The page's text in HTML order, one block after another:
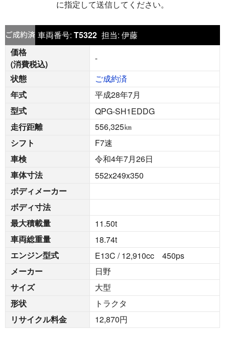
に指定して送信してください。
車両番号: T5322 担当: 伊藤
価格
(消費税込)
-
状態
ご成約済
年式
平成28年7月
型式
QPG-SH1EDDG
走行距離
556,325㎞
シフト
F7速
車検
令和4年7月26日
車体寸法
552x249x350
ボディメーカー
ボディ寸法
最大積載量
11.50t
車両総重量
18.74t
エンジン型式
E13C / 12,910cc 450ps
メーカー
日野
サイズ
大型
形状
トラクタ
リサイクル料金
12,870円